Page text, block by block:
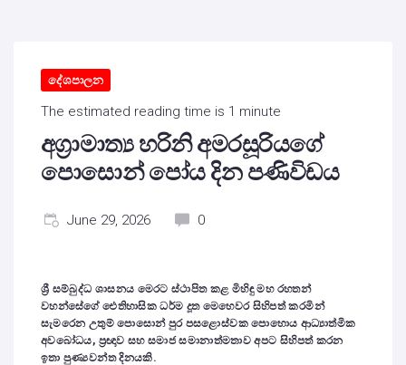
දේශපාලන
The estimated reading time is 1 minute
අග්‍රාමාත්‍ය හරිනි අමරසූරියගේ
පොසොන් පෝය දින පණිවිඩය
June 29, 2026 0
ශ්‍රී සම්බුද්ධ ශාසනය මෙරට ස්ථාපිත කළ මිහිඳු මහ රහතන්
වහන්සේගේ ඓතිහාසික ධර්ම දූත මෙහෙවර සිහිපත් කරමින්
සැමරෙන උතුම් පොසොන් පුර පසළොස්වක පොහොය ආධ්‍යාත්මික
අවබෝධය, ප්‍රඥාව සහ සමාජ සමානාත්මතාව අපට සිහිපත් කරන
ඉතා පුණ්‍යවන්ත දිනයකි.